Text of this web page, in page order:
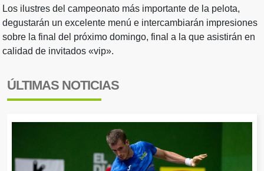
Los ilustres del campeonato más importante de la pelota,
degustarán un excelente menú e intercambiarán impresiones
sobre la final del próximo domingo, final a la que asistirán en
calidad de invitados «vip».
ÚLTIMAS NOTICIAS